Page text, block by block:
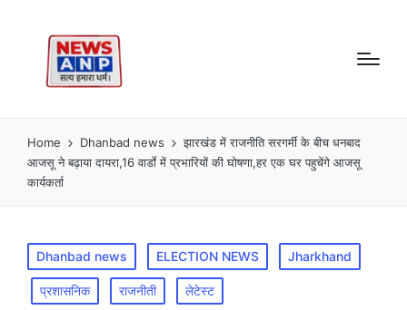
Home Dhanbad news
झारखंड में राजनीति सरगर्मी के बीच धनबाद
आजसू ने बढ़ाया दायरा,16 वार्डाे में प्रभारियाें की घाेषणा,हर एक घर पहुचेंगे आजसू
कार्यकर्ता
Posted
in
Dhanbad news ELECTION NEWS Jharkhand
प्रशासनिक राजनीती लेटेस्ट